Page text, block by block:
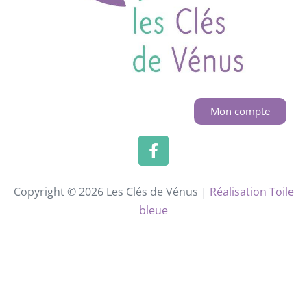
Mon compte
Copyright © 2026 Les Clés de Vénus | Réalisation Toile
bleue